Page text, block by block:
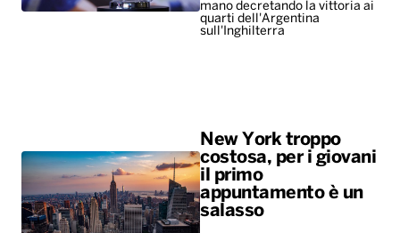
mano decretando la vittoria ai
quarti dell'Argentina
sull'Inghilterra
New York troppo
costosa, per i giovani
il primo
appuntamento è un
salasso